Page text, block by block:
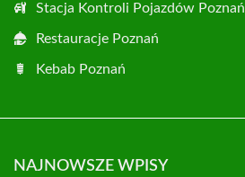
Stacja Kontroli Pojazdów Poznań
Restauracje Poznań
Kebab Poznań
NAJNOWSZE WPISY